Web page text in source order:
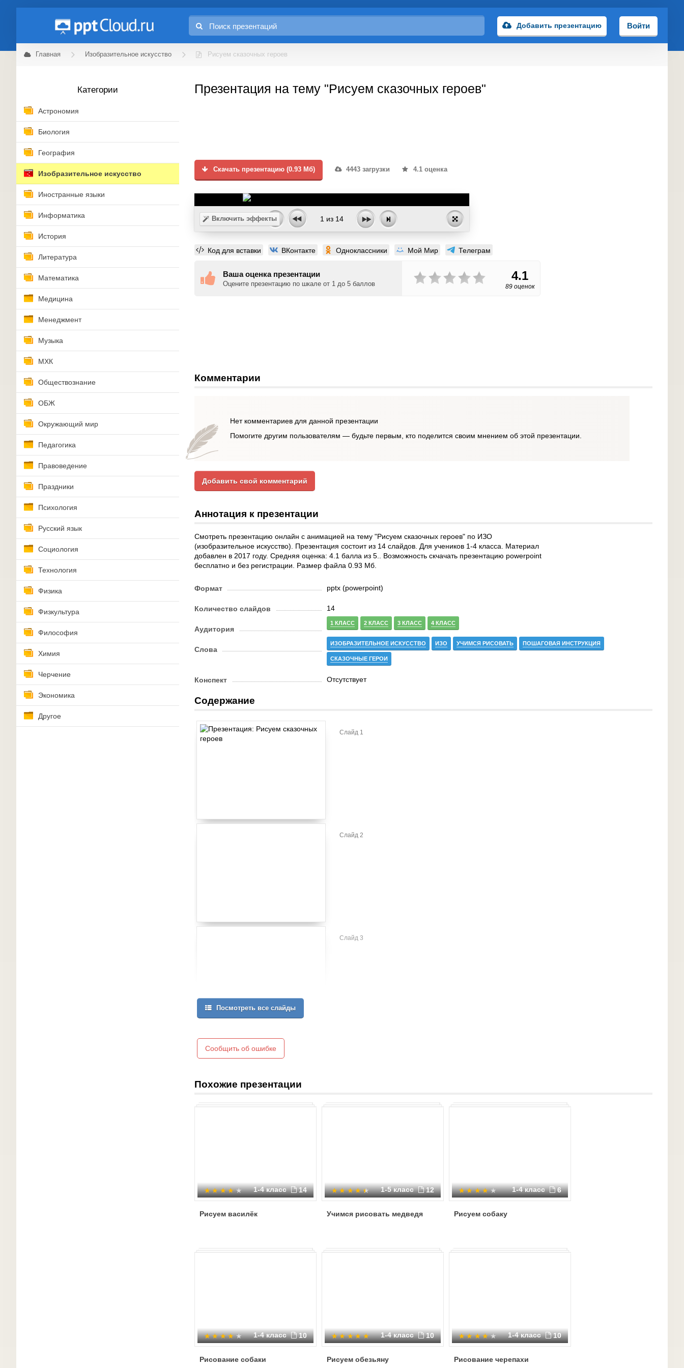
Добавить презентацию Войти
Главная Изобразительное искусство Рисуем сказочных героев
Категории
Астрономия
Биология
География
Изобразительное искусство
Иностранные языки
Информатика
История
Литература
Математика
Медицина
Менеджмент
Музыка
МХК
Обществознание
ОБЖ
Окружающий мир
Педагогика
Правоведение
Праздники
Психология
Русский язык
Социология
Технология
Физика
Физкультура
Философия
Химия
Черчение
Экономика
Другое
Презентация на тему "Рисуем сказочных героев"
Скачать презентацию (0.93 Мб) 4443 загрузки 4.1 оценка
Включить эффекты 1 из 14
Код для вставки ВКонтакте Одноклассники Мой Мир Телеграм
Ваша оценка презентации
Оцените презентацию по шкале от 1 до 5 баллов
4.1
89 оценок
Комментарии
Нет комментариев для данной презентации
Помогите другим пользователям — будьте первым, кто поделится своим мнением об этой презентации.
Добавить свой комментарий
Аннотация к презентации
Смотреть презентацию онлайн с анимацией на тему "Рисуем сказочных героев" по ИЗО
(изобразительное искусство). Презентация состоит из 14 слайдов. Для учеников 1-4 класса. Материал
добавлен в 2017 году. Средняя оценка: 4.1 балла из 5.. Возможность скчачать презентацию powerpoint
бесплатно и без регистрации. Размер файла 0.93 Мб.
Формат pptx (powerpoint)
Количество слайдов 14
Аудитория
1 КЛАСС 2 КЛАСС 3 КЛАСС 4 КЛАСС
Слова
ИЗОБРАЗИТЕЛЬНОЕ ИСКУССТВО ИЗО УЧИМСЯ РИСОВАТЬ ПОШАГОВАЯ ИНСТРУКЦИЯ
СКАЗОЧНЫЕ ГЕРОИ
Конспект Отсутствует
Содержание
Слайд 1
Слайд 2
Слайд 3
Посмотреть все слайды
Сообщить об ошибке
Похожие презентации
1-4 класс 14
Рисуем василёк
1-5 класс 12
Учимся рисовать медведя
1-4 класс 6
Рисуем собаку
1-4 класс 10
Рисование собаки
1-4 класс 10
Рисуем обезьяну
1-4 класс 10
Рисование черепахи